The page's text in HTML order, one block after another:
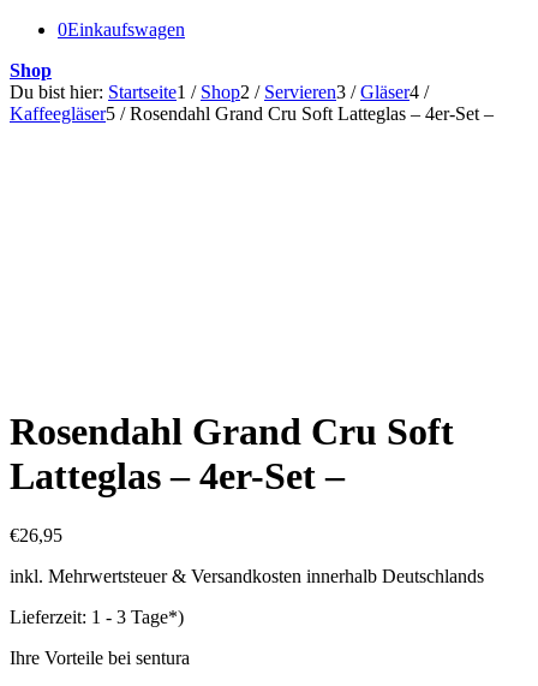
0Einkaufswagen
Shop
Du bist hier: Startseite1 / Shop2 / Servieren3 / Gläser4 /
Kaffeegläser5 / Rosendahl Grand Cru Soft Latteglas – 4er-Set –
Rosendahl Grand Cru Soft
Latteglas – 4er-Set –
€26,95
inkl. Mehrwertsteuer & Versandkosten innerhalb Deutschlands
Lieferzeit: 1 - 3 Tage*)
Ihre Vorteile bei sentura